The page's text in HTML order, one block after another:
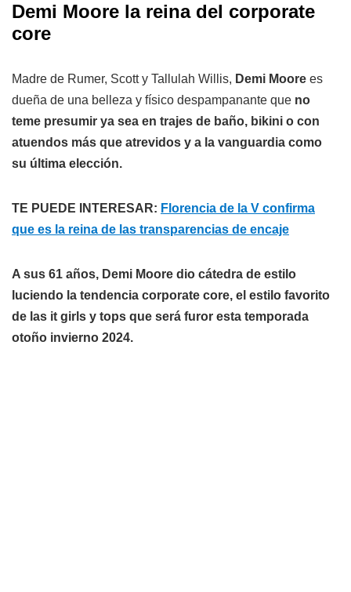
Demi Moore la reina del corporate
core
Madre de Rumer, Scott y Tallulah Willis, Demi Moore es
dueña de una belleza y físico despampanante que no
teme presumir ya sea en trajes de baño, bikini o con
atuendos más que atrevidos y a la vanguardia como
su última elección.
TE PUEDE INTERESAR: Florencia de la V confirma
que es la reina de las transparencias de encaje
A sus 61 años, Demi Moore dio cátedra de estilo
luciendo la tendencia corporate core, el estilo favorito
de las it girls y tops que será furor esta temporada
otoño invierno 2024.